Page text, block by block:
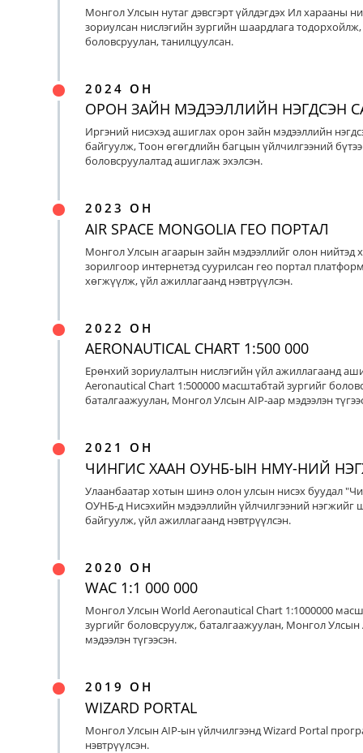
Монгол Улсын нутаг дэвсгэрт үйлдэгдэх Ил харааны
зориулсан нислэгийн зургийн шаардлага тодорхойлж,
боловсруулан, танилцуулсан.
2024 ОН
ОРОН ЗАЙН МЭДЭЭЛЛИЙН НЭГДСЭН
Иргэний нисэхэд ашиглах орон зайн мэдээллийн
байгуулж, Тоон өгөгдлийн багцын үйлчилгээний
боловсруулалтад ашиглаж эхэлсэн.
2023 ОН
AIR SPACE MONGOLIA ГЕО ПОРТАЛ
Монгол Улсын агаарын зайн мэдээллийг олон нийтэд
зорилгоор интернетэд суурилсан гео портал
хөгжүүлж, үйл ажиллагаанд нэвтрүүлсэн.
2022 ОН
AERONAUTICAL CHART 1:500 000
Ерөнхий зориулалтын нислэгийн үйл ажиллагаанд
Aeronautical Chart 1:500000 масштабтай зургийг
баталгаажуулан, Монгол Улсын AIP-аар мэдээлэн
2021 ОН
ЧИНГИС ХААН ОУНБ-ЫН НМҮ-НИЙ
Улаанбаатар хотын шинэ олон улсын нисэх буудал
ОУНБ-д Нисэхийн мэдээллийн үйлчилгээний нэгжийг
байгуулж, үйл ажиллагаанд нэвтрүүлсэн.
2020 ОН
WAC 1:1 000 000
Монгол Улсын World Aeronautical Chart 1:1000000
зургийг боловсруулж, баталгаажуулан, Монгол Улсын
мэдээлэн түгээсэн.
2019 ОН
WIZARD PORTAL
Монгол Улсын AIP-ын үйлчилгээнд Wizard Portal
нэвтрүүлсэн.